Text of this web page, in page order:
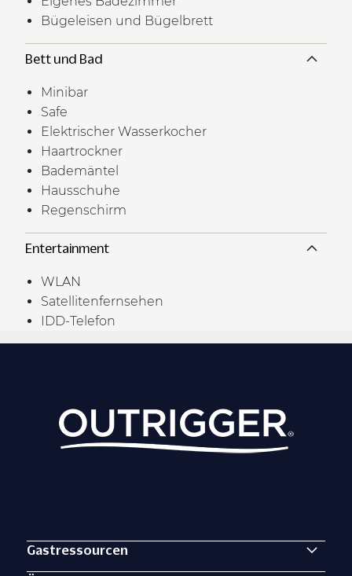
Bügeleisen und Bügelbrett
Bett und Bad
Minibar
Safe
Elektrischer Wasserkocher
Haartrockner
Bademäntel
Hausschuhe
Regenschirm
Entertainment
WLAN
Satellitenfernsehen
IDD-Telefon
Gastressourcen